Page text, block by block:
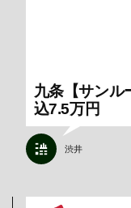
九条【サンル
込7.5万円
渋井